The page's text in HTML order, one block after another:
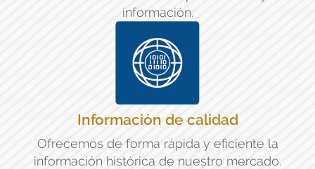
información.
Información de calidad
Ofrecemos de forma rápida y eficiente la
información histórica de nuestro mercado.